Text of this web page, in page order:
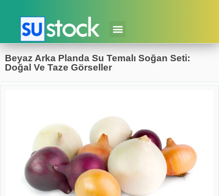
Beyaz Arka Planda Su Temalı Soğan Seti:
Doğal Ve Taze Görseller